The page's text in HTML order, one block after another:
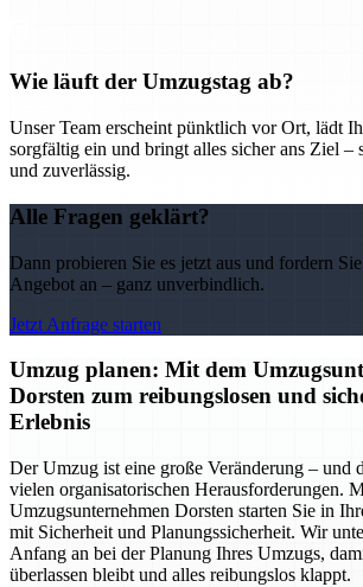
Wie läuft der Umzugstag ab?
Unser Team erscheint pünktlich vor Ort, lädt
sorgfältig ein und bringt alles sicher ans Ziel –
und zuverlässig.
Alle Fragen geklärt?
Dann probieren Sie es jetzt aus und fordern
Angebot an – ganz unverbindlich.
Jetzt Anfrage starten
Umzug planen: Mit dem
Dorsten zum reibungslosen und
Erlebnis
Der Umzug ist eine große Veränderung – und
vielen organisatorischen Herausforderungen.
Umzugsunternehmen Dorsten starten Sie in
mit Sicherheit und Planungssicherheit. Wir
Anfang an bei der Planung Ihres Umzugs,
überlassen bleibt und alles reibungslos klappt.